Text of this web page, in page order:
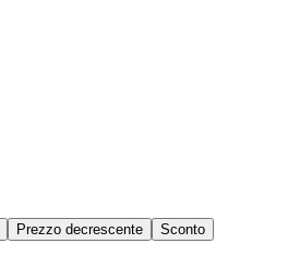
Prezzo decrescente Sconto